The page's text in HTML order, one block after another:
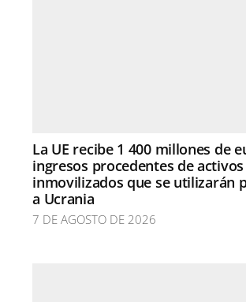
La UE recibe 1 400 millones de
ingresos procedentes de
inmovilizados que se utilizarán
a Ucrania
7 DE AGOSTO DE 2026